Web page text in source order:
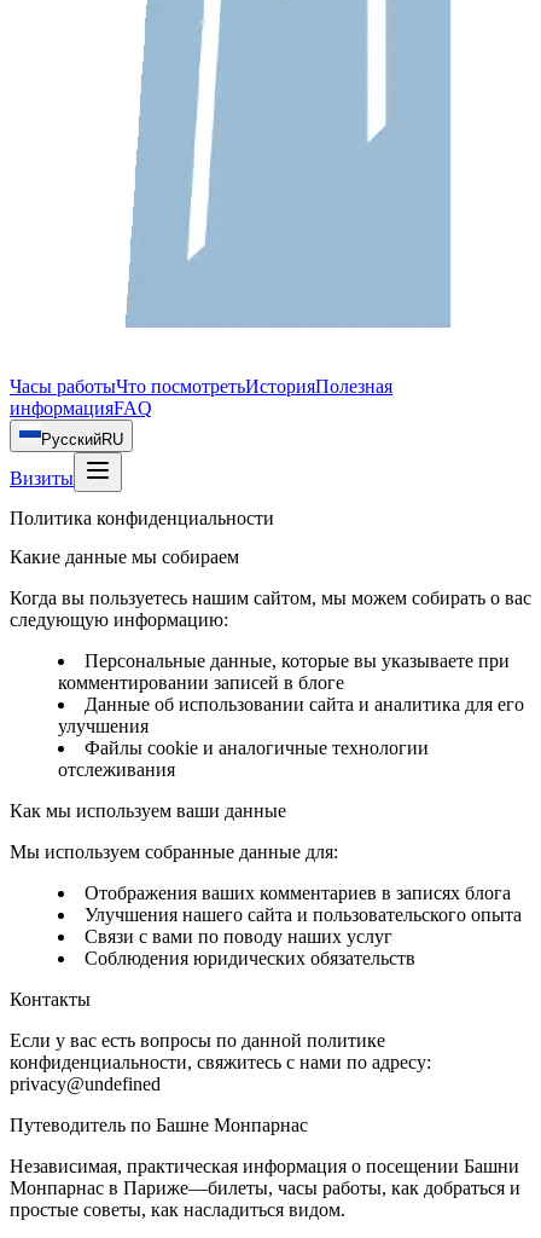
Часы работыЧто посмотретьИсторияПолезная
информацияFAQ
РусскийRU
Визиты
Политика конфиденциальности
Какие данные мы собираем
Когда вы пользуетесь нашим сайтом, мы можем собирать о вас
следующую информацию:
Персональные данные, которые вы указываете при
комментировании записей в блоге
Данные об использовании сайта и аналитика для его
улучшения
Файлы cookie и аналогичные технологии
отслеживания
Как мы используем ваши данные
Мы используем собранные данные для:
Отображения ваших комментариев в записях блога
Улучшения нашего сайта и пользовательского опыта
Связи с вами по поводу наших услуг
Соблюдения юридических обязательств
Контакты
Если у вас есть вопросы по данной политике
конфиденциальности, свяжитесь с нами по адресу:
privacy@undefined
Путеводитель по Башне Монпарнас
Независимая, практическая информация о посещении Башни
Монпарнас в Париже—билеты, часы работы, как добраться и
простые советы, как насладиться видом.